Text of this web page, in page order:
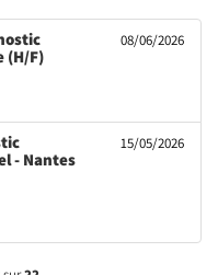
08/06/2026
(H/F)(Nouvelle
15/05/2026
- Nantes